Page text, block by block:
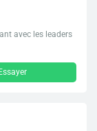
avec les leaders